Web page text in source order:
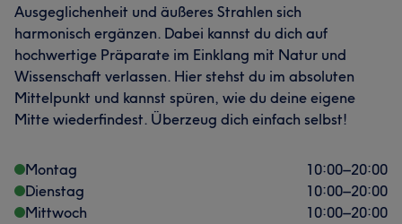
Ausgeglichenheit und äußeres Strahlen sich
harmonisch ergänzen. Dabei kannst du dich auf
hochwertige Präparate im Einklang mit Natur und
Wissenschaft verlassen. Hier stehst du im absoluten
Mittelpunkt und kannst spüren, wie du deine eigene
Mitte wiederfindest. Überzeug dich einfach selbst!
Montag 10:00–20:00
Dienstag
10:00–20:00
Mittwoch
10:00–20:00